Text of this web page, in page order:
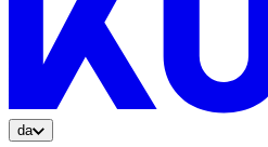
da